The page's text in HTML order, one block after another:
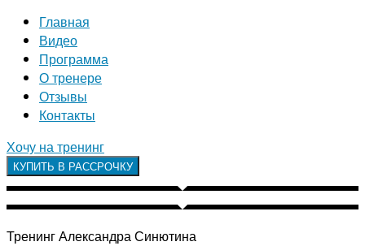
Главная
Видео
Программа
О тренере
Отзывы
Контакты
Хочу на тренинг
КУПИТЬ В РАССРОЧКУ
Тренинг Александра Синютина